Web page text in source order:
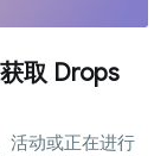
取 Drops
活动或正在进行